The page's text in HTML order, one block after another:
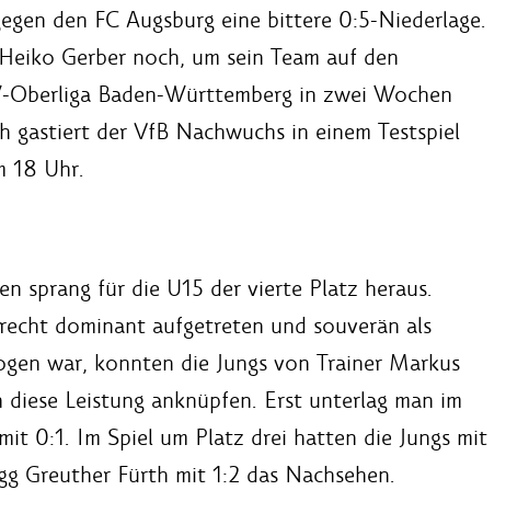
den FC Augsburg eine bittere 0:5-Niederlage.
Gerber noch, um sein Team auf den
Baden-Württemberg in zwei Wochen
der VfB Nachwuchs in einem Testspiel
18 Uhr.
sprang für die U15 der vierte Platz heraus.
dominant aufgetreten und souverän als
war, konnten die Jungs von Trainer Markus
Leistung anknüpfen. Erst unterlag man im
0:1. Im Spiel um Platz drei hatten die Jungs mit
Greuther Fürth mit 1:2 das Nachsehen.